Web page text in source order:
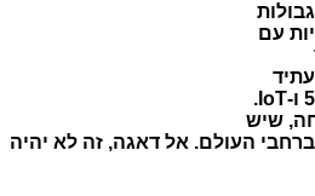
עם
ו-IoT
.
שיש
ברחבי העולם. אל דאגה, זה לא יהיה